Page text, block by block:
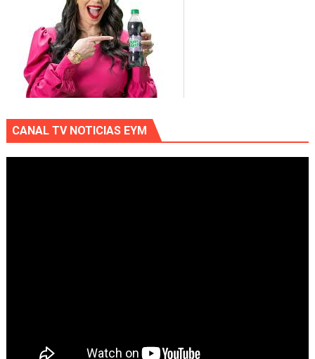
CANAL TV NOTICIAS EYM